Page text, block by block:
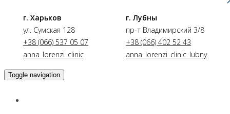
г. Харьков
ул. Сумская 128
+38 (066) 537 05 07
anna_lorenzi_clinic
г. Лубны
пр-т Владимирский 3/8
+38 (066) 402 52 43
anna_lorenzi_clinic_lubny
Toggle navigation